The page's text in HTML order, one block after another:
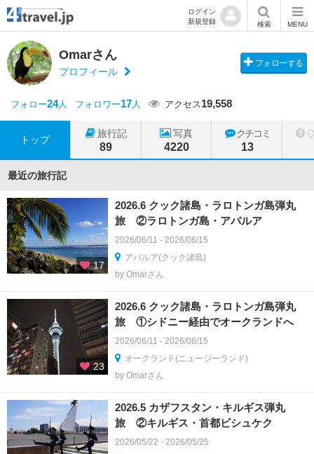
ログイン
新規登録
検索 MENU
Omarさん
プロフィール
フォローする
フォロー24人 フォロワー17人 アクセス19,558
トップ
旅行記
89
写真
4220
クチコミ
13
最近の旅行記
17
2026.6 クック諸島・ラロトンガ島弾丸
旅 ②ラロトンガ島・アバルア
2026/06/11 - 2026/06/15
アバルア(クック諸島)
by Omarさん
23
2026.6 クック諸島・ラロトンガ島弾丸
旅 ①シドニー経由でオークランドへ
2026/06/11 - 2026/06/15
オークランド(ニュージーランド)
by Omarさん
2026.5 カザフスタン・キルギス弾丸
旅 ②キルギス・首都ビシュケク
2026/05/22 - 2026/05/25